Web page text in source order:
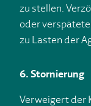
zu stellen.
oder
zu Lasten der
6. Stornierung
Verweigert der